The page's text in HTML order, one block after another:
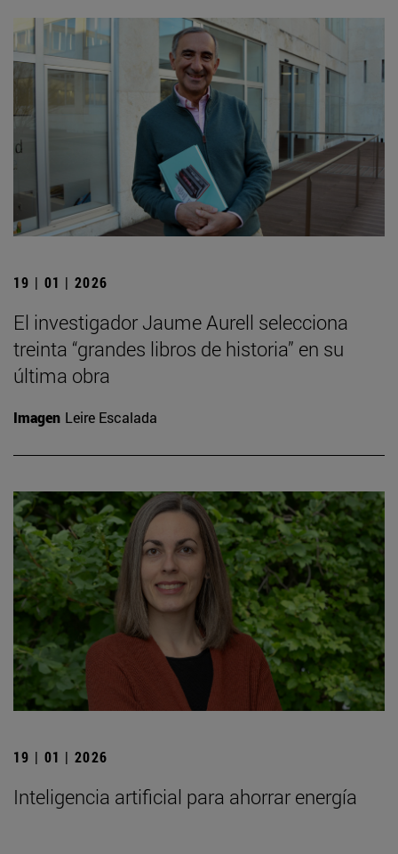
19 | 01 | 2026
El investigador Jaume Aurell selecciona
treinta “grandes libros de historia” en su
última obra
Imagen Leire Escalada
19 | 01 | 2026
Inteligencia artificial para ahorrar energía